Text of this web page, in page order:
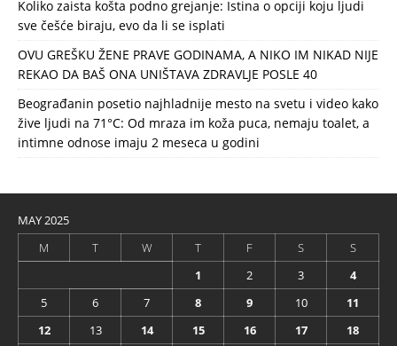
Koliko zaista košta podno grejanje: Istina o opciji koju ljudi
sve češće biraju, evo da li se isplati
OVU GREŠKU ŽENE PRAVE GODINAMA, A NIKO IM NIKAD NIJE
REKAO DA BAŠ ONA UNIŠTAVA ZDRAVLJE POSLE 40
Beograđanin posetio najhladnije mesto na svetu i video kako
žive ljudi na 71°C: Od mraza im koža puca, nemaju toalet, a
intimne odnose imaju 2 meseca u godini
MAY 2025
M
T W T F S
S
1
2 3
4
5
6 7 8 9 10
11
12
13 14 15 16 17
18